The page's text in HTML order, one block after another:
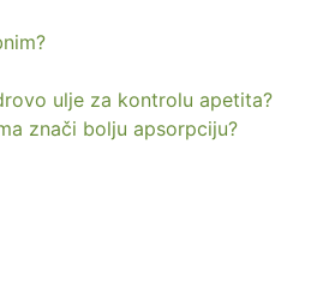
ulje za kontrolu apetita?
znači bolju apsorpciju?